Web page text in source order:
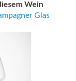
Wein
Glas